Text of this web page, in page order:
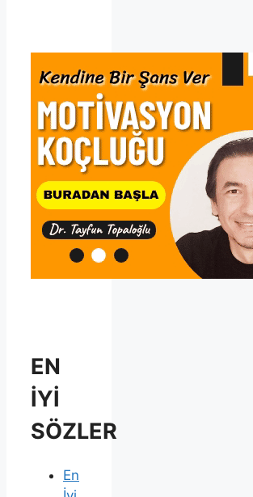
EN
İYİ
SÖZLER
En